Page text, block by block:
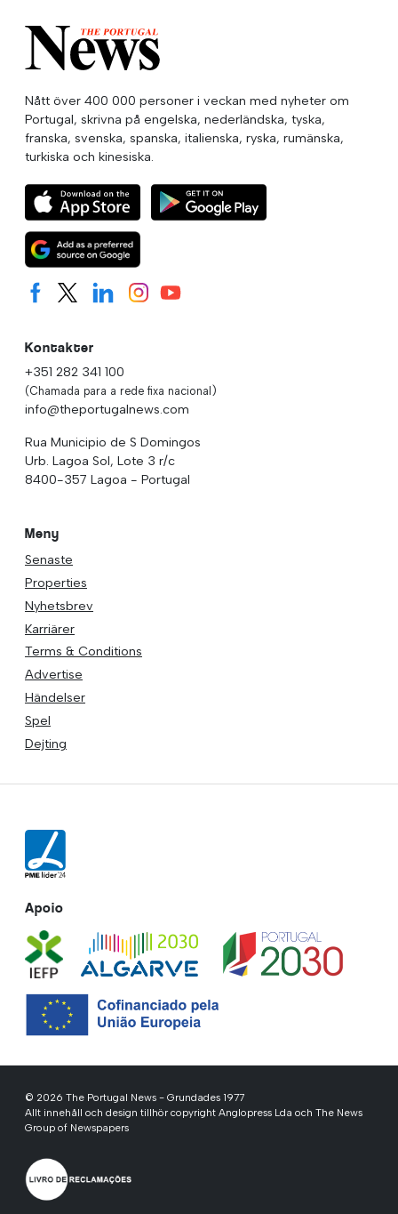
Nått över 400 000 personer i veckan med nyheter om
Portugal, skrivna på engelska, nederländska, tyska,
franska, svenska, spanska, italienska, ryska, rumänska,
turkiska och kinesiska.
Kontakter
+351 282 341 100
(Chamada para a rede fixa nacional)
info@theportugalnews.com
Rua Municipio de S Domingos
Urb. Lagoa Sol, Lote 3 r/c
8400-357 Lagoa - Portugal
Meny
Senaste
Properties
Nyhetsbrev
Karriärer
Terms & Conditions
Advertise
Händelser
Spel
Dejting
Apoio
© 2026 The Portugal News - Grundades 1977
Allt innehåll och design tillhör copyright Anglopress Lda och The News
Group of Newspapers